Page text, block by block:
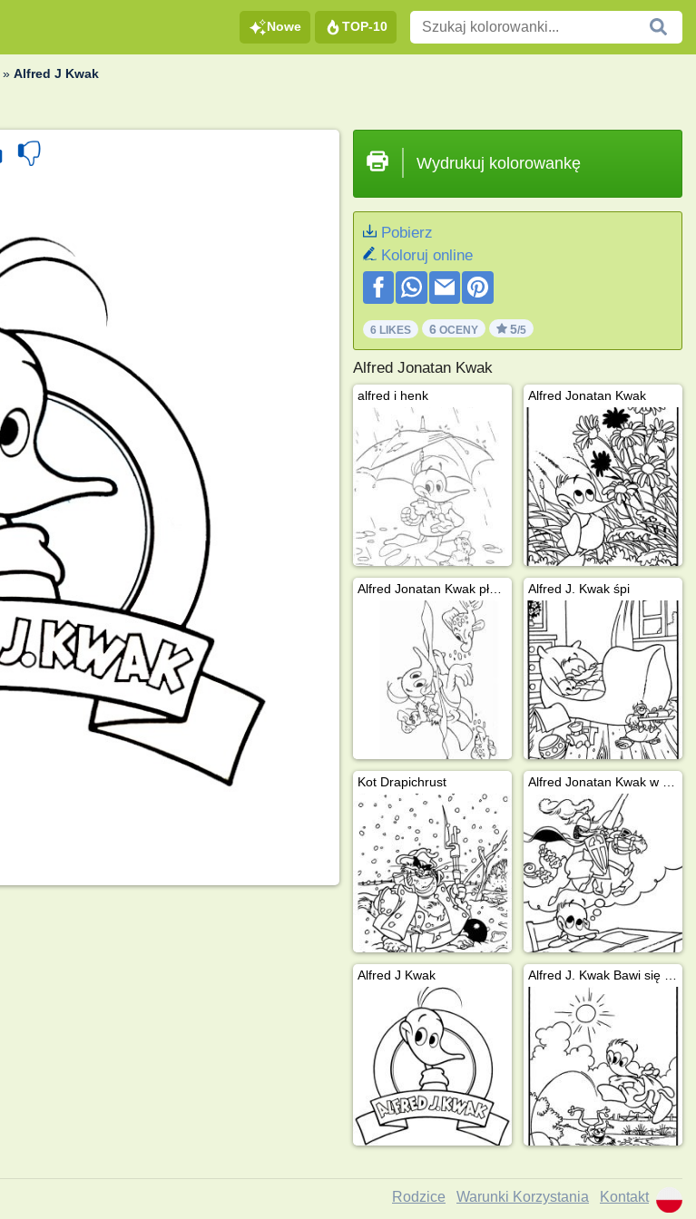
Nowe TOP-10
»Alfred J Kwak
Wydrukuj kolorowankę
Pobierz
Koloruj online
6 LIKES 6OCENY 5/5
Alfred Jonatan Kwak
alfred i henk Alfred Jonatan Kwak
Alfred Jonatan Kwak pływa Alfred J. Kwak śpi
Kot Drapichrust
Alfred J Kwak
Rodzice Warunki Korzystania Kontakt